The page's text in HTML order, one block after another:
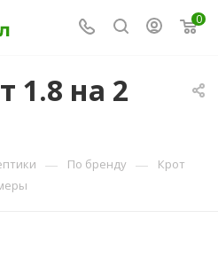
0
1.8 на 2
— По бренду — Крот